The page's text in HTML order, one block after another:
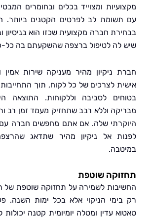
ומצוייד בכלים ובחומרים המבטיחים
לב לפרטים הקטנים ביותר. היתרון
חברה מקצועית שכזו הוא בניסיון וביכולות
לטיפול ברצפה שהשקעתם בה כל-כך
ניקיון מהיר מעניקה שירות אמין ומקצועי
לצרכים של כל לקוח, תוך התחייבות לשימוש
לסביבה וללקוחות. התוצאה היא
וללא רבב שתחזיק מעמד זמן רב ותשמור
שלה. אם אתם מחפשים חברה עם ידע
אל ניקיון מהיר שתדאג שהרצפה
שוטפת
לשמירה על תחזוקה שוטפת של רצפות
הניקוי אלא בכל ימות השנה. פעולה
עדין ומטלה יומיומית קטנה יכולות לשמור